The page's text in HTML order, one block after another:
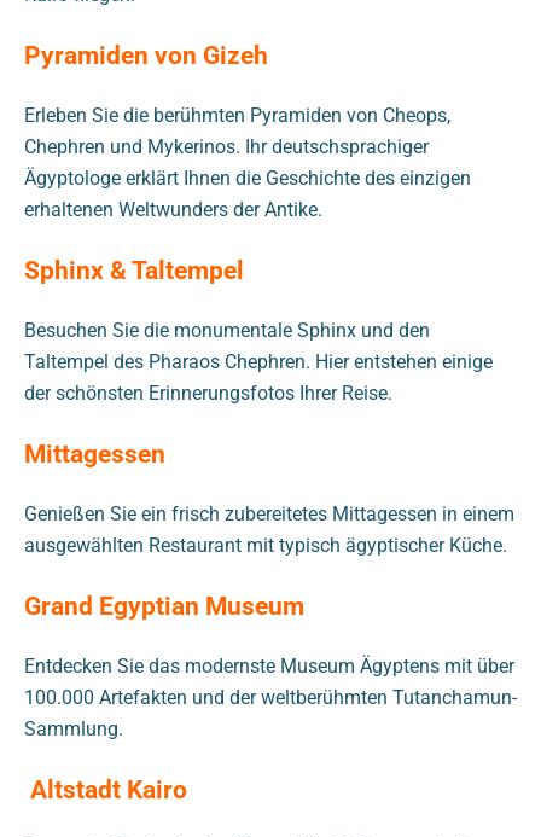
Pyramiden von Gizeh
Erleben Sie die berühmten Pyramiden von Cheops,
Chephren und Mykerinos. Ihr deutschsprachiger
Ägyptologe erklärt Ihnen die Geschichte des einzigen
erhaltenen Weltwunders der Antike.
Sphinx & Taltempel
Besuchen Sie die monumentale Sphinx und den
Taltempel des Pharaos Chephren. Hier entstehen einige
der schönsten Erinnerungsfotos Ihrer Reise.
Mittagessen
Genießen Sie ein frisch zubereitetes Mittagessen in einem
ausgewählten Restaurant mit typisch ägyptischer Küche.
Grand Egyptian Museum
Entdecken Sie das modernste Museum Ägyptens mit über
100.000 Artefakten und der weltberühmten Tutanchamun-
Sammlung.
Altstadt Kairo